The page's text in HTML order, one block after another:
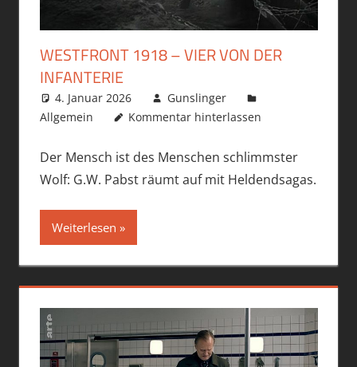
WESTFRONT 1918 – VIER VON DER
INFANTERIE
4. Januar 2026
Gunslinger
Allgemein
Kommentar hinterlassen
Der Mensch ist des Menschen schlimmster
Wolf: G.W. Pabst räumt auf mit Heldendsagas.
Weiterlesen